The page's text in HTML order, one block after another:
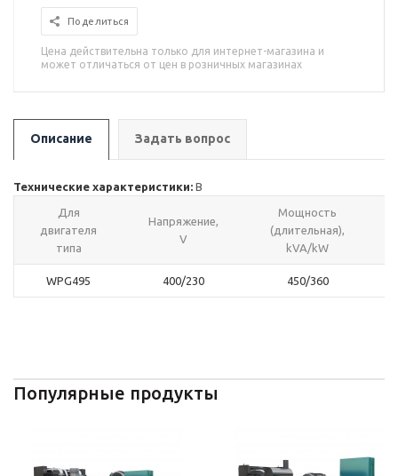
Поделиться
Цена действительна только для интернет-магазина и
может отличаться от цен в розничных магазинах
Описание Задать вопрос
Технические характеристики: В
Для
двигателя
типа
Напряжение,
V
Мощность
(длительная),
kVA/kW
WPG495 400/230 450/360
Популярные продукты